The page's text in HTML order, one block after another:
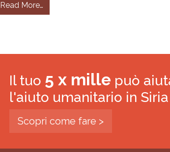
Read More…
Il tuo 5 x mille può
l'aiuto umanitario in Siria
Scopri come fare >